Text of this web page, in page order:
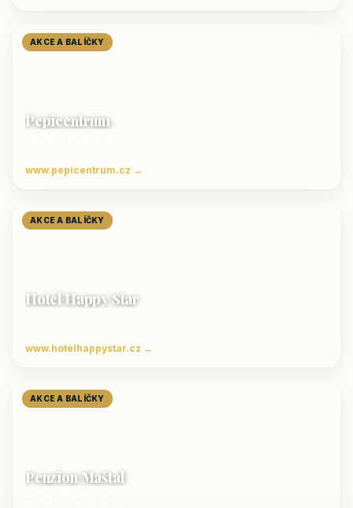
AKCE A BALÍČKY
Pepicentrum
www.pepicentrum.cz →
AKCE A BALÍČKY
Hotel Happy Star
www.hotelhappystar.cz →
AKCE A BALÍČKY
Penzion Maštal